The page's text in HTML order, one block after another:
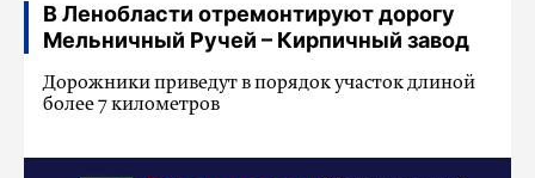
В Ленобласти отремонтируют дорогу
Мельничный Ручей – Кирпичный завод
Дорожники приведут в порядок участок длиной
более 7 километров